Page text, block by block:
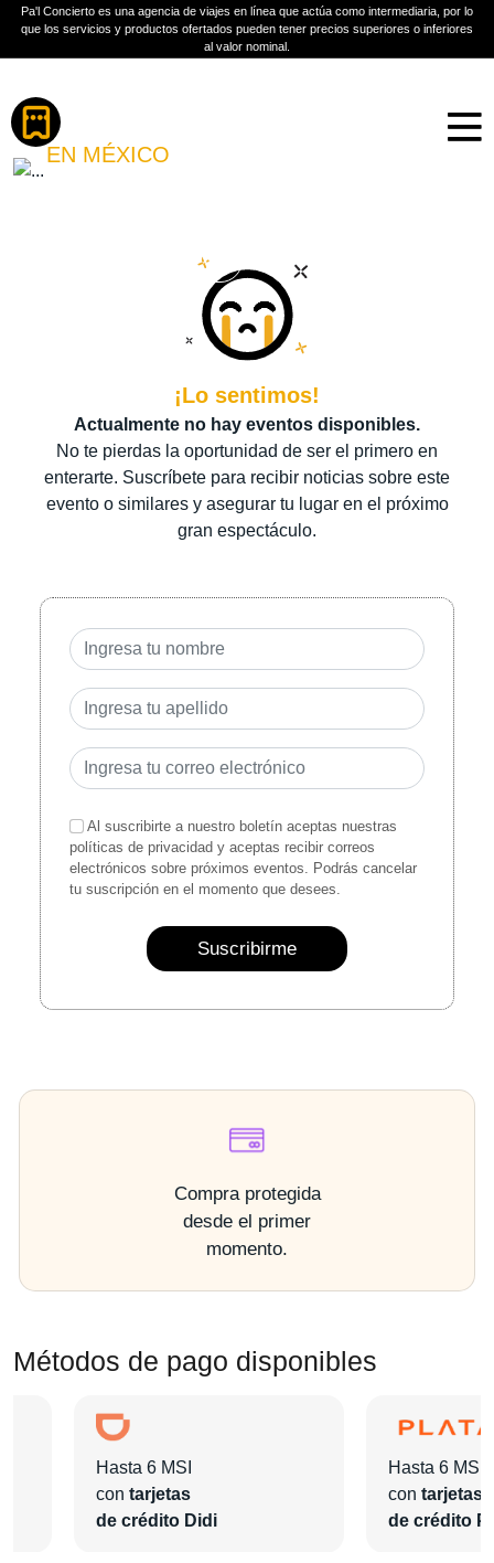
Pa'l Concierto es una agencia de viajes en línea que actúa como intermediaria, por lo
que los servicios y productos ofertados pueden tener precios superiores o inferiores
al valor nominal.
THE WHITEST BOY ALIVE
EN MÉXICO
Más información
¡Lo sentimos!
Actualmente no hay eventos disponibles.
No te pierdas la oportunidad de ser el primero en
enterarte. Suscríbete para recibir noticias sobre este
evento o similares y asegurar tu lugar en el próximo
gran espectáculo.
Al suscribirte a nuestro boletín aceptas nuestras
políticas de privacidad y aceptas recibir correos
electrónicos sobre próximos eventos. Podrás cancelar
tu suscripción en el momento que desees.
Suscribirme
Compra protegida
desde el primer
momento.
Métodos de pago disponibles
Hasta 6 MSI
con tarjetas
de crédito Didi
Hasta 6 MSI
con tarjetas
de crédito